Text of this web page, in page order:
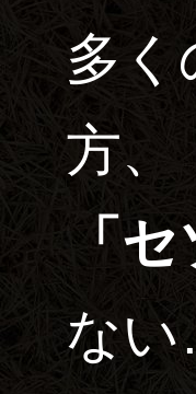
多
方、
「セ
な